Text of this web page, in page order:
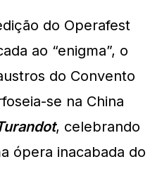
do Operafest
ao “enigma”, o
do Convento
se na China
, celebrando
ópera inacabada do